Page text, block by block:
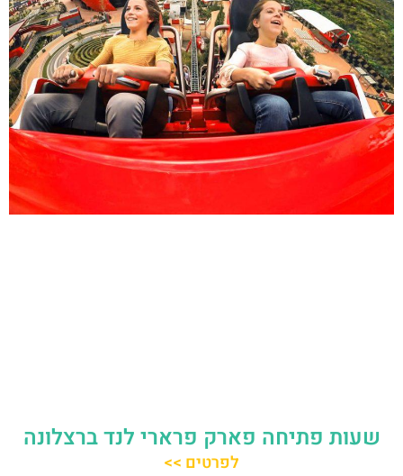
שעות פתיחה פארק פרארי לנד ברצלונה
לפרטים >>